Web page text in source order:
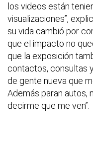
los videos están
visualizaciones”,
su vida cambió por
que el impacto no
que la exposición
contactos, consultas
de gente nueva que
Además paran autos,
decirme que me ven”.